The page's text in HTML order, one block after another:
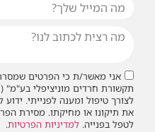
אני מאשר/ת כי הפרטים
תקשורת חרדים מוניציפלי
לצורך טיפול ומענה לפנייתי.
את תיקונו או מחיקתו. מסירת
לטפל בפנייה. למדיניות הפרטיות.